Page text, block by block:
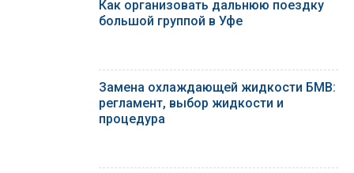
Как организовать дальнюю поездку
большой группой в Уфе
Замена охлаждающей жидкости БМВ:
регламент, выбор жидкости и
процедура